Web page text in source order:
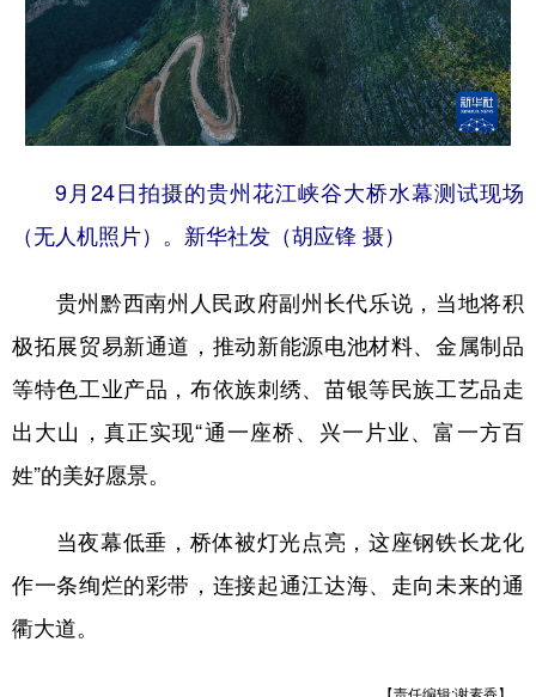
9月24日拍摄的贵州花江峡谷大桥水幕测试现场
（无人机照片）。新华社发（胡应锋 摄）
贵州黔西南州人民政府副州长代乐说，当地将积
极拓展贸易新通道，推动新能源电池材料、金属制品
等特色工业产品，布依族刺绣、苗银等民族工艺品走
出大山，真正实现“通一座桥、兴一片业、富一方百
姓”的美好愿景。
当夜幕低垂，桥体被灯光点亮，这座钢铁长龙化
作一条绚烂的彩带，连接起通江达海、走向未来的通
衢大道。
【责任编辑:谢素香】